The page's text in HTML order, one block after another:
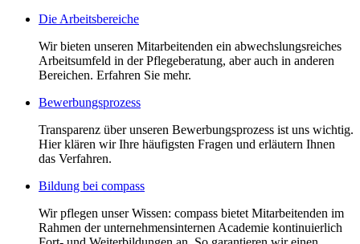
Die Arbeitsbereiche
Wir bieten unseren Mitarbeitenden ein abwechslungsreiches
Arbeitsumfeld in der Pflegeberatung, aber auch in anderen
Bereichen. Erfahren Sie mehr.
Bewerbungsprozess
Transparenz über unseren Bewerbungsprozess ist uns wichtig.
Hier klären wir Ihre häufigsten Fragen und erläutern Ihnen
das Verfahren.
Bildung bei compass
Wir pflegen unser Wissen: compass bietet Mitarbeitenden im
Rahmen der unternehmensinternen Academie kontinuierlich